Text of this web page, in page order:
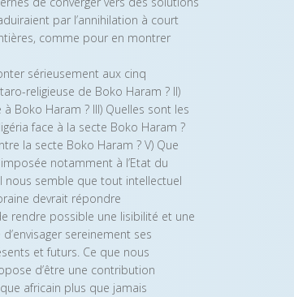
par l’annihilation à court
comme pour en montrer
sérieusement aux cinq
religieuse de Boko Haram ? II)
Boko Haram ? III) Quelles sont les
face à la secte Boko Haram ?
la secte Boko Haram ? V) Que
notamment à l’Etat du
nous semble que tout intellectuel
devrait répondre
rendre possible une lisibilité et une
sereinement ses
et futurs. Ce que nous
d’être une contribution
africain plus que jamais